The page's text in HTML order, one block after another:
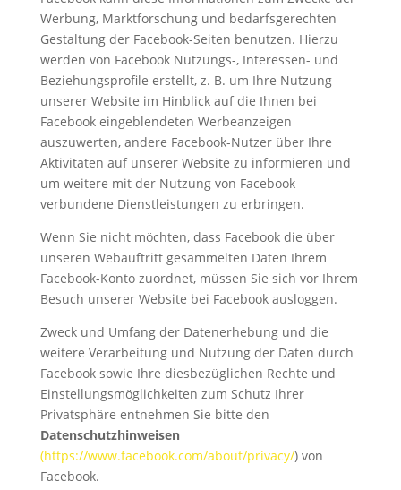
Werbung, Marktforschung und bedarfsgerechten
Gestaltung der Facebook-Seiten benutzen. Hierzu
werden von Facebook Nutzungs-, Interessen- und
Beziehungsprofile erstellt, z. B. um Ihre Nutzung
unserer Website im Hinblick auf die Ihnen bei
Facebook eingeblendeten Werbeanzeigen
auszuwerten, andere Facebook-Nutzer über Ihre
Aktivitäten auf unserer Website zu informieren und
um weitere mit der Nutzung von Facebook
verbundene Dienstleistungen zu erbringen.
Wenn Sie nicht möchten, dass Facebook die über
unseren Webauftritt gesammelten Daten Ihrem
Facebook-Konto zuordnet, müssen Sie sich vor Ihrem
Besuch unserer Website bei Facebook ausloggen.
Zweck und Umfang der Datenerhebung und die
weitere Verarbeitung und Nutzung der Daten durch
Facebook sowie Ihre diesbezüglichen Rechte und
Einstellungsmöglichkeiten zum Schutz Ihrer
Privatsphäre entnehmen Sie bitte den
Datenschutzhinweisen
(https://www.facebook.com/about/privacy/) von
Facebook.